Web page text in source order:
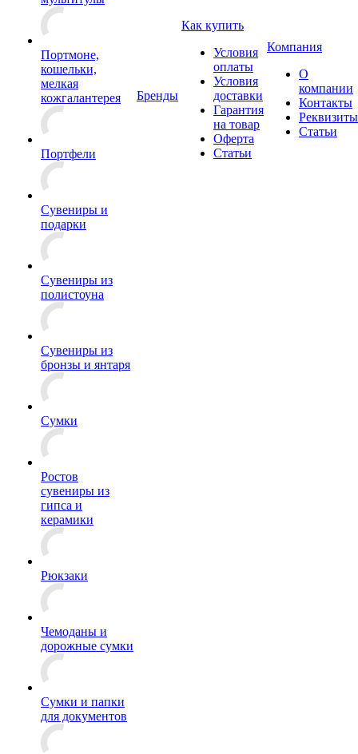
Портмоне,
кошельки,
мелкая
кожгалантерея
Портфели
Сувениры и
подарки
Сувениры из
полистоуна
Сувениры из
бронзы и янтаря
Сумки
Ростов
сувениры из
гипса и
керамики
Рюкзаки
Чемоданы и
дорожные сумки
Сумки и папки
для документов
Бренды
Как купить
Условия
оплаты
Условия
доставки
Гарантия
на товар
Оферта
Статьи
Компания
О
компании
Контакты
Реквизиты
Статьи